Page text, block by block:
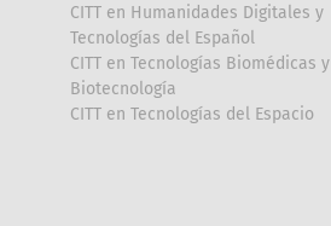
CITT en Humanidades Digitales y
Tecnologías del Español
CITT en Tecnologías Biomédicas y
Biotecnología
CITT en Tecnologías del Espacio